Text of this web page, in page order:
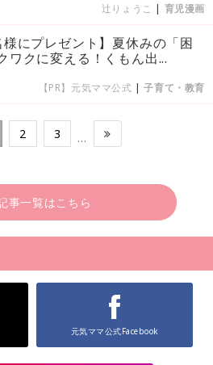
辻りょうこ | 育児漫画
様にプレゼント】夏休みの「困
ワクに変える！くもん出...
【PR】元気ママ公式 |子育て・教育
2 3 …
事一覧はこちら
元気ママ公式Facebook